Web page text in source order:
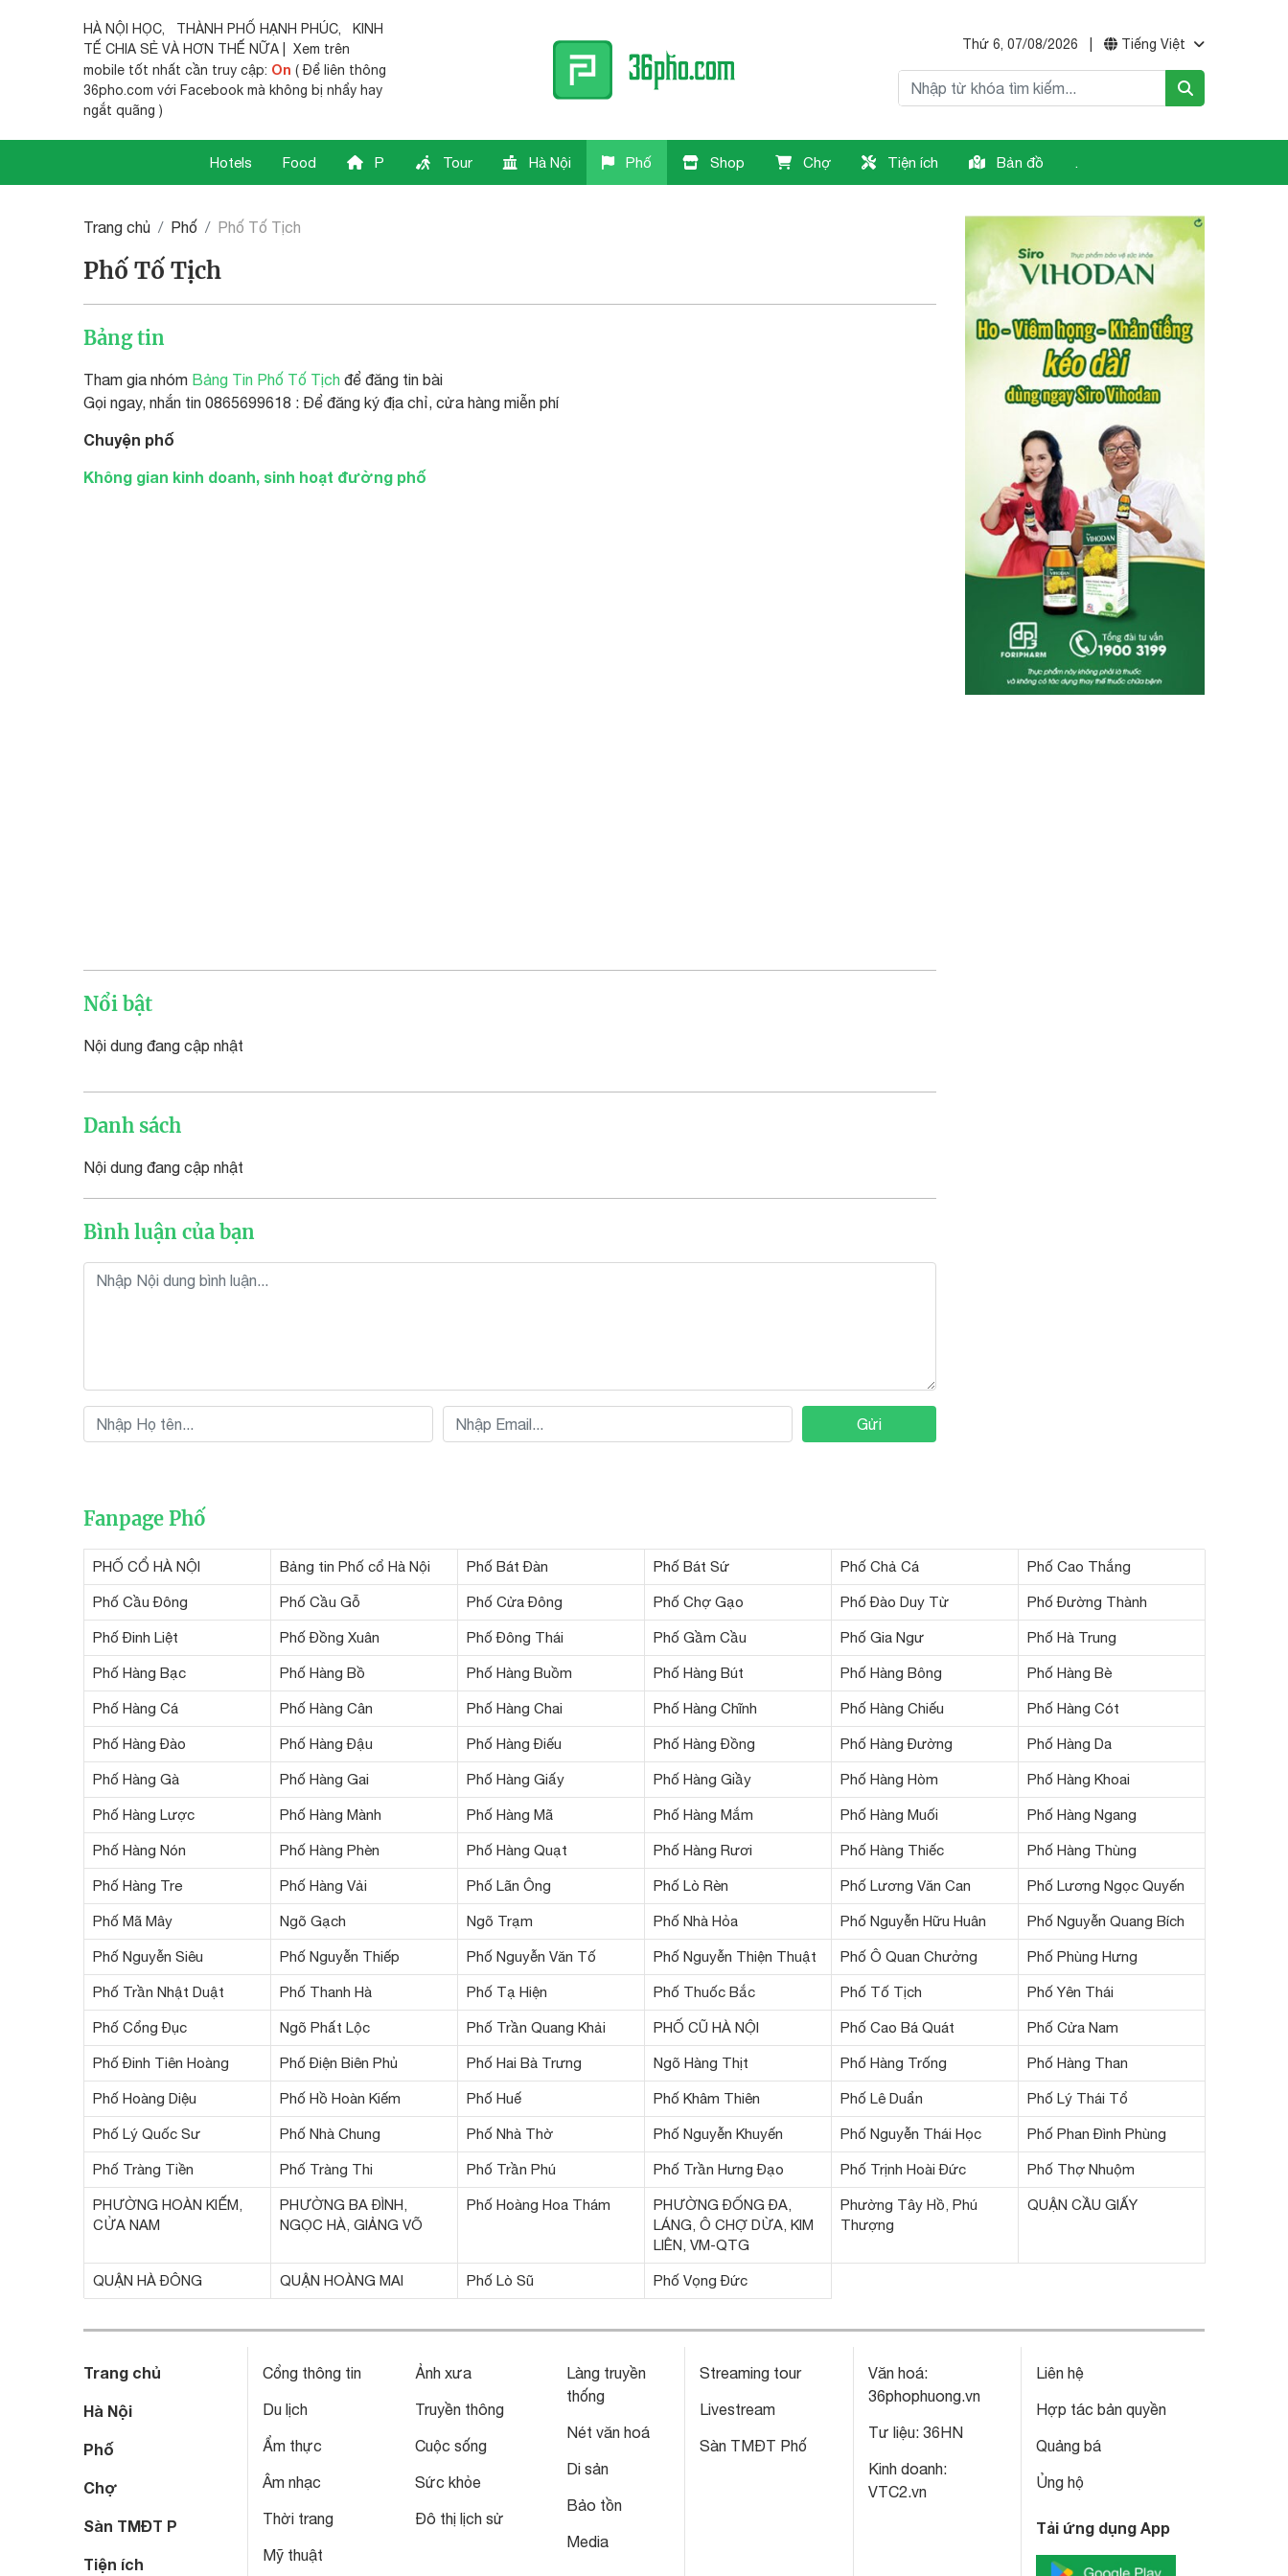
HÀ NỘI HỌC, THÀNH PHỐ HẠNH PHÚC,
KINH
TẾ CHIA SẺ VÀ HƠN THẾ NỮA | Xem trên
mobile tốt nhất cần truy cập: On ( Để liên thông
36pho.com với Facebook mà không bị nhẩy hay
ngắt quãng )
Thứ 6, 07/08/2026 Tiếng Việt
Hotels Food P Tour Hà Nội Phố Shop Chợ Tiện ích Bản đồ .
Trang chủ Phố Phố Tố Tịch
Phố Tố Tịch
Bảng tin
Tham gia nhóm Bảng Tin Phố Tố Tịch để đăng tin bài
Gọi ngay, nhắn tin 0865699618 : Để đăng ký địa chỉ, cửa hàng miễn phí
Chuyện phố
Không gian kinh doanh, sinh hoạt đường phố
Nổi bật
Nội dung đang cập nhật
Danh sách
Nội dung đang cập nhật
Bình luận của bạn
Gửi
Fanpage Phố
PHỐ CỔ HÀ NỘI Bảng tin Phố cổ Hà Nội Phố Bát Đàn Phố Bát Sứ Phố Chả Cá Phố Cao Thắng
Phố Cầu Đông Phố Cầu Gỗ Phố Cửa Đông Phố Chợ Gạo Phố Đào Duy Từ Phố Đường Thành
Phố Đinh Liệt Phố Đồng Xuân Phố Đông Thái Phố Gầm Cầu Phố Gia Ngư Phố Hà Trung
Phố Hàng Bạc Phố Hàng Bồ Phố Hàng Buồm Phố Hàng Bút Phố Hàng Bông Phố Hàng Bè
Phố Hàng Cá Phố Hàng Cân Phố Hàng Chai Phố Hàng Chĩnh Phố Hàng Chiếu Phố Hàng Cót
Phố Hàng Đào Phố Hàng Đậu Phố Hàng Điếu Phố Hàng Đồng Phố Hàng Đường Phố Hàng Da
Phố Hàng Gà Phố Hàng Gai Phố Hàng Giấy Phố Hàng Giầy Phố Hàng Hòm Phố Hàng Khoai
Phố Hàng Lược Phố Hàng Mành Phố Hàng Mã Phố Hàng Mắm Phố Hàng Muối Phố Hàng Ngang
Phố Hàng Nón Phố Hàng Phèn Phố Hàng Quạt Phố Hàng Rươi Phố Hàng Thiếc Phố Hàng Thùng
Phố Hàng Tre Phố Hàng Vải Phố Lãn Ông Phố Lò Rèn Phố Lương Văn Can Phố Lương Ngọc Quyến
Phố Mã Mây Ngõ Gạch Ngõ Trạm Phố Nhà Hỏa Phố Nguyễn Hữu Huân Phố Nguyễn Quang Bích
Phố Nguyễn Siêu Phố Nguyễn Thiếp Phố Nguyễn Văn Tố Phố Nguyễn Thiện Thuật Phố Ô Quan Chưởng Phố Phùng Hưng
Phố Trần Nhật Duật Phố Thanh Hà Phố Tạ Hiện Phố Thuốc Bắc Phố Tố Tịch Phố Yên Thái
Phố Cổng Đục Ngõ Phất Lộc Phố Trần Quang Khải PHỐ CŨ HÀ NỘI Phố Cao Bá Quát Phố Cửa Nam
Phố Đinh Tiên Hoàng Phố Điện Biên Phủ Phố Hai Bà Trưng Ngõ Hàng Thịt Phố Hàng Trống Phố Hàng Than
Phố Hoàng Diệu Phố Hồ Hoàn Kiếm Phố Huế Phố Khâm Thiên Phố Lê Duẩn Phố Lý Thái Tổ
Phố Lý Quốc Sư Phố Nhà Chung Phố Nhà Thờ Phố Nguyễn Khuyến Phố Nguyễn Thái Học Phố Phan Đình Phùng
Phố Tràng Tiền Phố Tràng Thi Phố Trần Phú Phố Trần Hưng Đạo Phố Trịnh Hoài Đức Phố Thợ Nhuộm
PHƯỜNG HOÀN KIẾM,
CỬA NAM
PHƯỜNG BA ĐÌNH,
NGỌC HÀ, GIẢNG VÕ
Phố Hoàng Hoa Thám
PHƯỜNG ĐỐNG ĐA,
LÁNG, Ô CHỢ DỪA, KIM
LIÊN, VM-QTG
Phường Tây Hồ, Phú
Thượng
QUẬN CẦU GIẤY
QUẬN HÀ ĐÔNG QUẬN HOÀNG MAI Phố Lò Sũ Phố Vọng Đức
Trang chủ
Hà Nội
Phố
Chợ
Sàn TMĐT P
Tiện ích
Cổng thông tin
Du lịch
Ẩm thực
Âm nhạc
Thời trang
Mỹ thuật
Ảnh xưa
Truyền thông
Cuộc sống
Sức khỏe
Đô thị lịch sử
Làng truyền
thống
Nét văn hoá
Di sản
Bảo tồn
Media
Streaming tour
Livestream
Sàn TMĐT Phố
Văn hoá:
36phophuong.vn
Tư liệu: 36HN
Kinh doanh:
VTC2.vn
Liên hệ
Hợp tác bản quyền
Quảng bá
Ủng hộ
Tải ứng dụng App